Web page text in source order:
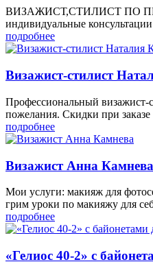
ВИЗАЖИСТ,СТИЛИСТ ПО
индивидуальные
подробнее
Визажист-стилист
Профессиональный визажист-
пожелания. Скидки при
подробнее
Визажист Анна Камнева
Мои услуги: макияж для
грим уроки по макияжу для
подробнее
«Гелиос 40-2» с